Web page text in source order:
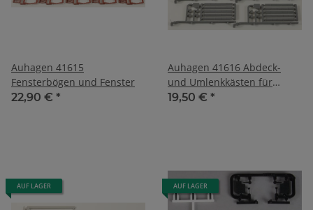
Auhagen 41615
Fensterbögen und Fenster
22,90 € *
Auhagen 41616 Abdeck-
und Umlenkkästen für
Drahtzüge
19,50 € *
AUF LAGER AUF LAGER